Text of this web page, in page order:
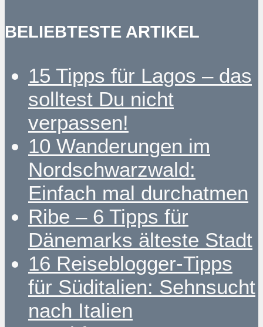
BELIEBTESTE ARTIKEL
15 Tipps für Lagos – das
solltest Du nicht
verpassen!
10 Wanderungen im
Nordschwarzwald:
Einfach mal durchatmen
Ribe – 6 Tipps für
Dänemarks älteste Stadt
16 Reiseblogger-Tipps
für Süditalien: Sehnsucht
nach Italien